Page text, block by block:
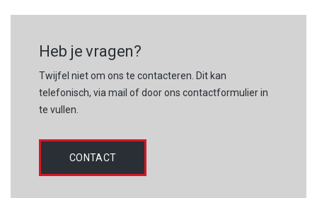
Heb je vragen?
Twijfel niet om ons te contacteren. Dit kan
telefonisch, via mail of door ons contactformulier in
te vullen.
CONTACT